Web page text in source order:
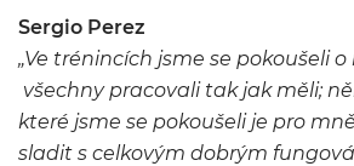
Sergio Perez
„Ve trénincích jsme se pokoušeli
všechny pracovali tak jak měli;
které jsme se pokoušeli je pro
sladit s celkovým dobrým